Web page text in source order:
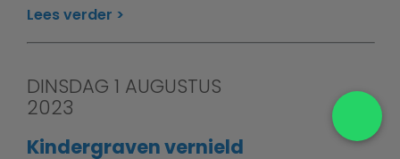
Lees verder
DINSDAG 1 AUGUSTUS
2023
Kindergraven vernield